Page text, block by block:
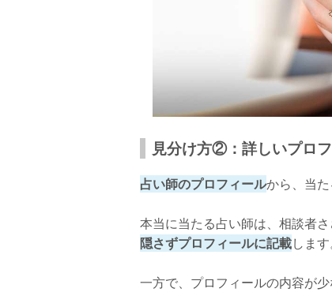
見分け方②：詳しいプロ
占い師のプロフィールから、当た
本当に当たる占い師は、相談者
隠さずプロフィールに記載します
一方で、プロフィールの内容が